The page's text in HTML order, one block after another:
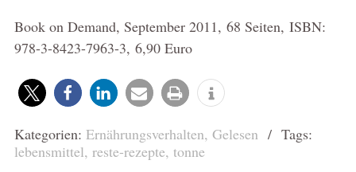
Book on Demand, September 2011, 68 Seiten, ISBN:
978-3-8423-7963-3, 6,90 Euro
Kategorien: Ernährungsverhalten, Gelesen / Tags:
lebensmittel, reste-rezepte, tonne